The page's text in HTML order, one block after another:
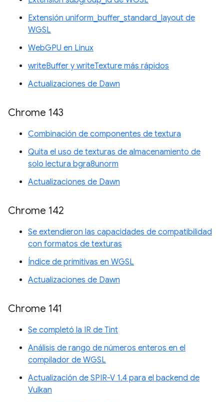
Extensión uniform_buffer_standard_layout de
WGSL
WebGPU en Linux
writeBuffer y writeTexture más rápidos
Actualizaciones de Dawn
Chrome 143
Combinación de componentes de textura
Quita el uso de texturas de almacenamiento de
solo lectura bgra8unorm
Actualizaciones de Dawn
Chrome 142
Se extendieron las capacidades de compatibilidad
con formatos de texturas
Índice de primitivas en WGSL
Actualizaciones de Dawn
Chrome 141
Se completó la IR de Tint
Análisis de rango de números enteros en el
compilador de WGSL
Actualización de SPIR-V 1.4 para el backend de
Vulkan